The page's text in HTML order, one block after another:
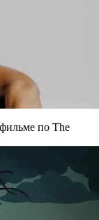
по The